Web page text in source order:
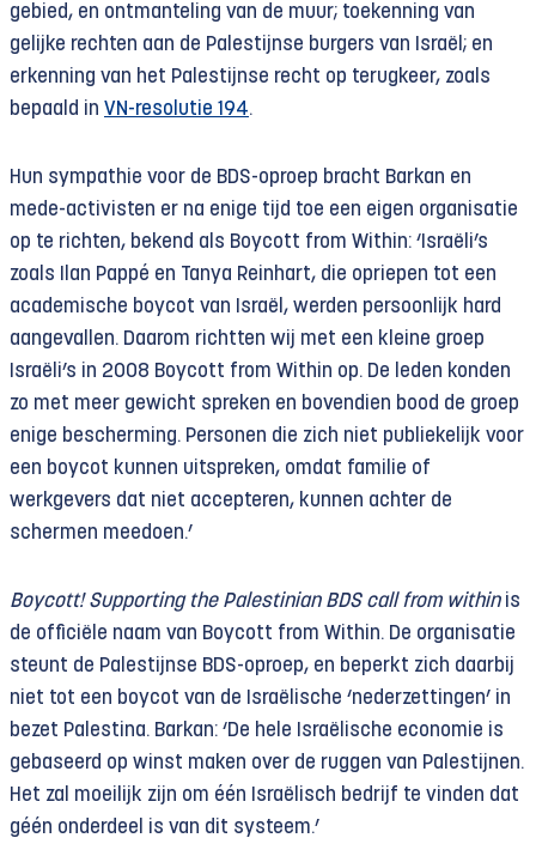
gebied, en ontmanteling van de muur; toekenning van
gelijke rechten aan de Palestijnse burgers van Israël; en
erkenning van het Palestijnse recht op terugkeer, zoals
bepaald in VN-resolutie 194.
Hun sympathie voor de BDS-oproep bracht Barkan en
mede-activisten er na enige tijd toe een eigen organisatie
op te richten, bekend als Boycott from Within: ‘Israëli’s
zoals Ilan Pappé en Tanya Reinhart, die opriepen tot een
academische boycot van Israël, werden persoonlijk hard
aangevallen. Daarom richtten wij met een kleine groep
Israëli’s in 2008 Boycott from Within op. De leden konden
zo met meer gewicht spreken en bovendien bood de groep
enige bescherming. Personen die zich niet publiekelijk voor
een boycot kunnen uitspreken, omdat familie of
werkgevers dat niet accepteren, kunnen achter de
schermen meedoen.’
Boycott! Supporting the Palestinian BDS call from withinis
de officiële naam van Boycott from Within. De organisatie
steunt de Palestijnse BDS-oproep, en beperkt zich daarbij
niet tot een boycot van de Israëlische ‘nederzettingen’ in
bezet Palestina. Barkan: ‘De hele Israëlische economie is
gebaseerd op winst maken over de ruggen van Palestijnen.
Het zal moeilijk zijn om één Israëlisch bedrijf te vinden dat
géén onderdeel is van dit systeem.’